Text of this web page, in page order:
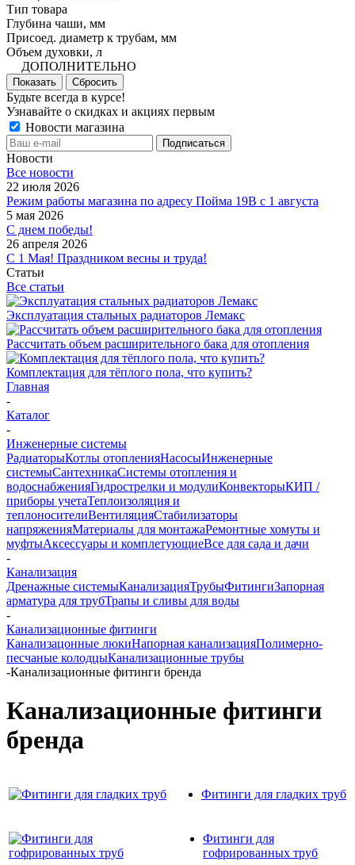
Тип товара
Глубина чаши, мм
Присоед. диаметр к трубам, мм
Объем духовки, л
ДОПОЛНИТЕЛЬНО
Показать Сбросить
Будьте всегда в курсе!
Узнавайте о скидках и акциях первым
Новости магазина
Новости
Все новости
22 июля 2026
Режим работы магазина по адресу Пойма 19В с 1 августа
5 мая 2026
С днем победы!
26 апреля 2026
С 1 Мая! Праздником весны и труда!
Статьи
Все статьи
Эксплуатация стальных радиаторов Лемакс
Рассчитать объем расширительного бака для отопления
Комплектация для тёплого пола, что купить?
Главная
-
Каталог
-
Инженерные системы
РадиаторыКотлы отопленияНасосыИнженерные
системыСантехникаСистемы отопления и
водоснабженияГидрострелки и модулиКонвекторыКИП /
приборы учетаТеплоизоляция и
теплоносителиВентиляцияСтабилизаторы
напряженияМатериалы для монтажаРемонтные хомуты и
муфтыАксессуары и комплетующиеВсе для сада и дачи
-
Канализация
Дренажные системыКанализацияТрубыФитингиЗапорная
арматура для трубТрапы и сливы для воды
-
Канализационные фитинги
Канализацонные люкиНапорная канализацияПолимерно-
песчаные колодцыКанализационные трубы
-Канализационные фитинги бренда
Канализационные фитинги
бренда
Фитинги для гладких труб
Фитинги для
гофрированных труб